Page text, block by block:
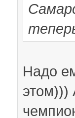
Надо
этом)))